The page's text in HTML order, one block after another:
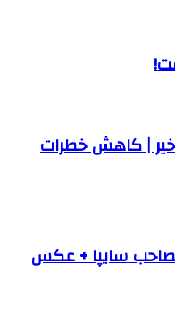
نرخ ۲ ماه اخیر | کاهش خطرات
سایپا + عکس